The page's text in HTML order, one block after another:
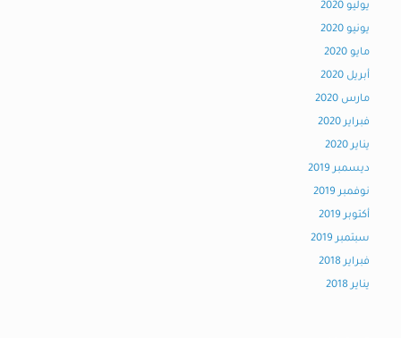
يوليو 2020
يونيو 2020
مايو 2020
أبريل 2020
مارس 2020
فبراير 2020
يناير 2020
ديسمبر 2019
نوفمبر 2019
أكتوبر 2019
سبتمبر 2019
فبراير 2018
يناير 2018